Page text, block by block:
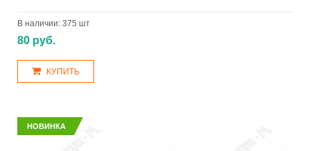
В наличии: 375 шт
80 руб.
КУПИТЬ
НОВИНКА